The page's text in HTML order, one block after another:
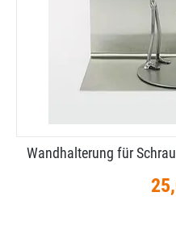
Wandhalterung für